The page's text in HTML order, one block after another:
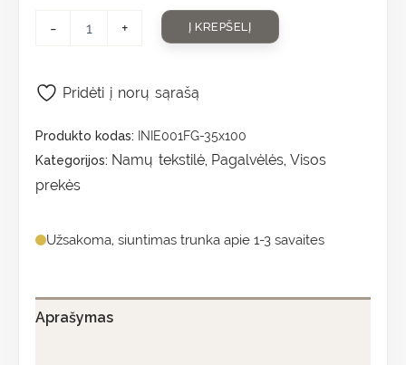
- + Į KREPŠELĮ
Produkto kodas:
INIE001FG-35x100
Kategorijos: Namų tekstilė, Pagalvėlės, Visos
prekės
Užsakoma, siuntimas trunka apie 1-3 savaites
Pridėti į norų sąrašą
Aprašymas